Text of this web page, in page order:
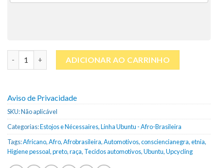
ADICIONAR AO CARRINHO
Aviso de Privacidade
SKU:Não aplicável
Categorias:Estojos e Nécessaires,Linha Ubuntu - Afro-Brasileira
Tags:Africano,Afro,Afrobrasileira,Automotivos,consciencianegra,etnia,
Higiene pessoal,preto,raça, Tecidos automotivos,Ubuntu,Upcycling